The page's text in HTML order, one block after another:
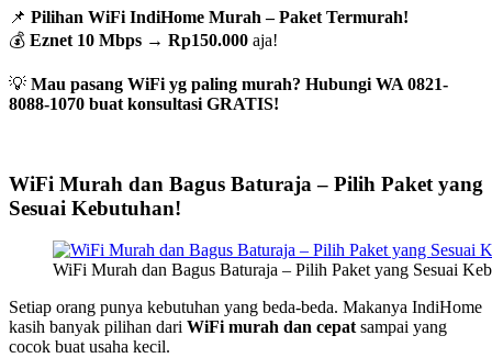
📌 Pilihan WiFi IndiHome Murah – Paket Termurah!
💰 Eznet 10 Mbps → Rp150.000 aja!
💡 Mau pasang WiFi yg paling murah? Hubungi WA 0821-
8088-1070 buat konsultasi GRATIS!
WiFi Murah dan Bagus Baturaja – Pilih Paket yang
Sesuai Kebutuhan!
WiFi Murah dan Bagus Baturaja – Pilih Paket yang Sesuai
Setiap orang punya kebutuhan yang beda-beda. Makanya IndiHome
kasih banyak pilihan dari WiFi murah dan cepatsampai yang
cocok buat usaha kecil.